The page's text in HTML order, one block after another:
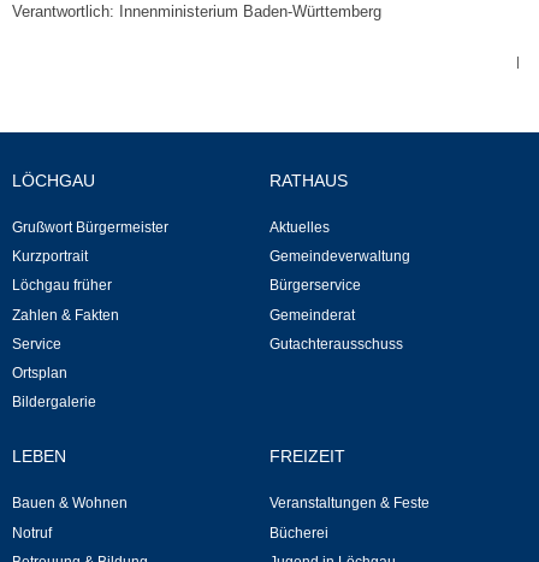
Sporthalle Greuth
Schulturnhalle
Hallen- und Raumreservierung
Soziale Einrichtungen
Veranstaltungen & Feste
Verantwortlich: Innenministerium Baden-Württemberg
|
LÖCHGAU
Grußwort Bürgermeister
Kurzportrait
Löchgau früher
Zahlen & Fakten
Service
Ortsplan
Bildergalerie
RATHAUS
Aktuelles
Gemeindeverwaltung
Bürgerservice
Gemeinderat
Gutachterausschuss
LEBEN
Bauen & Wohnen
Notruf
FREIZEIT
Veranstaltungen & Feste
Bücherei